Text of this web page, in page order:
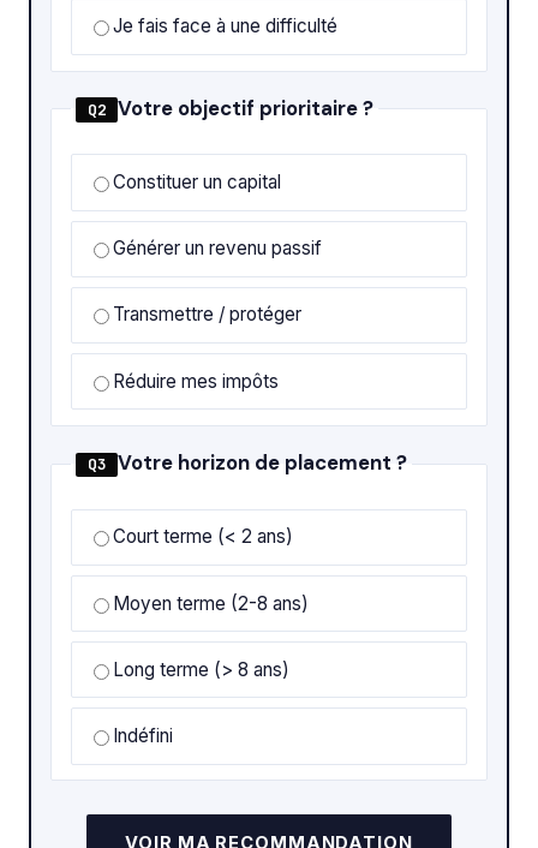
Je fais face à une difficulté
Q2 Votre objectif prioritaire ?
Constituer un capital
Générer un revenu passif
Transmettre / protéger
Réduire mes impôts
Q3 Votre horizon de placement ?
Court terme (< 2 ans)
Moyen terme (2-8 ans)
Long terme (> 8 ans)
Indéfini